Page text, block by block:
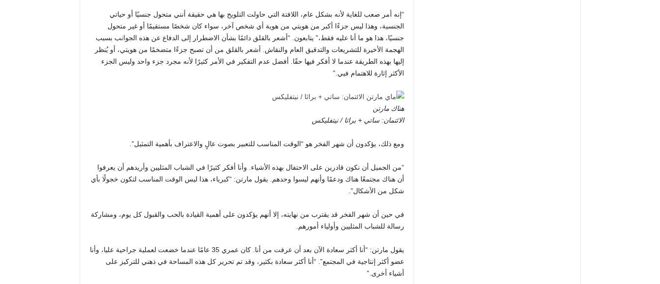
“إنه أمر صعب للغاية لأنه بشكل عام، اللافتة التي حاولت التلويح بها هي حقيقة أنني متحول جنسيًا أو حياتي
الجنسية، وهذا ليس جزءًا أكبر من هويتي من هوية أي شخص آخر، سواء كان شخصًا مستقيمًا أو غير متحول
جنسيًا، هذا هو ما أنا عليه فقط،” يتابعون. “أشعر بالقلق دائمًا بشأن الاضطرار إلى الدفاع عن هذه الجوانب بسبب
الهجمة الأخيرة للتشريعات والتدقيق العام والنقاش. أشعر بالقلق من أن تصبح جزءًا متضخمًا من هويتي، أو يُنظر
إليها بهذه الطريقة عندما لا أفكر فيها حقًا. أفضل عدم التفكير في الأمر كثيرًا لأنه مجرد جزء واحد وليس الجزء
الأكثر إثارة للاهتمام فيي.”
هناك مارتن
الائتمان: ساتي + براثا / نيتفليكس
ومع ذلك، يؤكدون أن شهر الفخر هو “الوقت المناسب للتعبير بصوت عالٍ والاعتراف بأهمية التمثيل”.
“من الجميل أن نكون قادرين على الاحتفال بهذه الأشياء. وأنا أفكر كثيرًا في الشباب المثليين وأريدهم أن يعرفوا
أن هناك مجتمعًا هناك ودعمًا وأنهم ليسوا وحدهم. يقول مارتن: “كبرياء، هذا ليس الوقت المناسب لتكون خجولًا بأي
شكل من الأشكال”.
في حين أن شهر الفخر قد يقترب من نهايته، إلا أنهم يؤكدون على أهمية القيادة بالحب والقبول كل يوم، ومشاركة
رسالة للشباب المثليين وأولياء أمورهم.
يقول مارتن: “أنا أكثر سعادة الآن بعد أن عرفت من أنا. كان عمري 35 عامًا عندما خضعت لعملية جراحية عليا، وأنا
عضو أكثر إنتاجية في المجتمع”. “أنا أكثر سعادة بكثير، وقد تم تحرير كل هذه المساحة في ذهني للتركيز على
أشياء أخرى.”